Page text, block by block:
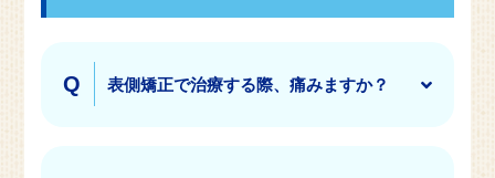
表側矯正で治療する際、痛みますか？